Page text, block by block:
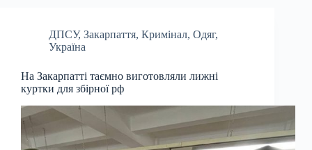
ДПСУ, Закарпаття, Кримінал, Одяг,
Україна
На Закарпатті таємно виготовляли лижні
куртки для збірної рф